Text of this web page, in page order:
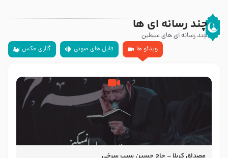
چند رسانه ای ها
چند رسانه ای های سبطین
ویدئو ها
فایل های صوتی گالری عکس
مصداق کربلا – حاج حسین سیب سرخی